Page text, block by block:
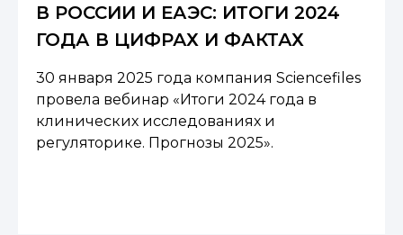
В РОССИИ И ЕАЭС: ИТОГИ 2024
ГОДА В ЦИФРАХ И ФАКТАХ
30 января 2025 года компания Sciencefiles
провела вебинар «Итоги 2024 года в
клинических исследованиях и
регуляторике. Прогнозы 2025».